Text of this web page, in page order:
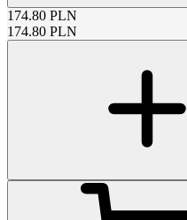
174.80 PLN
174.80 PLN